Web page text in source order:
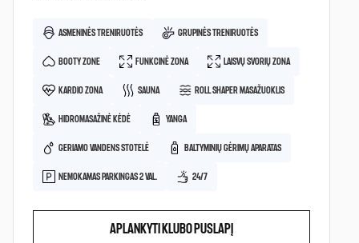
ASMENINĖS TRENIRUOTĖS GRUPINĖS TRENIRUOTĖS
BOOTY ZONE FUNKCINĖ ZONA LAISVŲ SVORIŲ ZONA
KARDIO ZONA SAUNA ROLL SHAPER MASAŽUOKLIS
HIDROMASAŽINĖ KĖDĖ YANGA
GERIAMO VANDENS STOTELĖ BALTYMINIŲ GĖRIMŲ APARATAS
NEMOKAMAS PARKINGAS 2 VAL. 24/7
APLANKYTI KLUBO PUSLAPĮ